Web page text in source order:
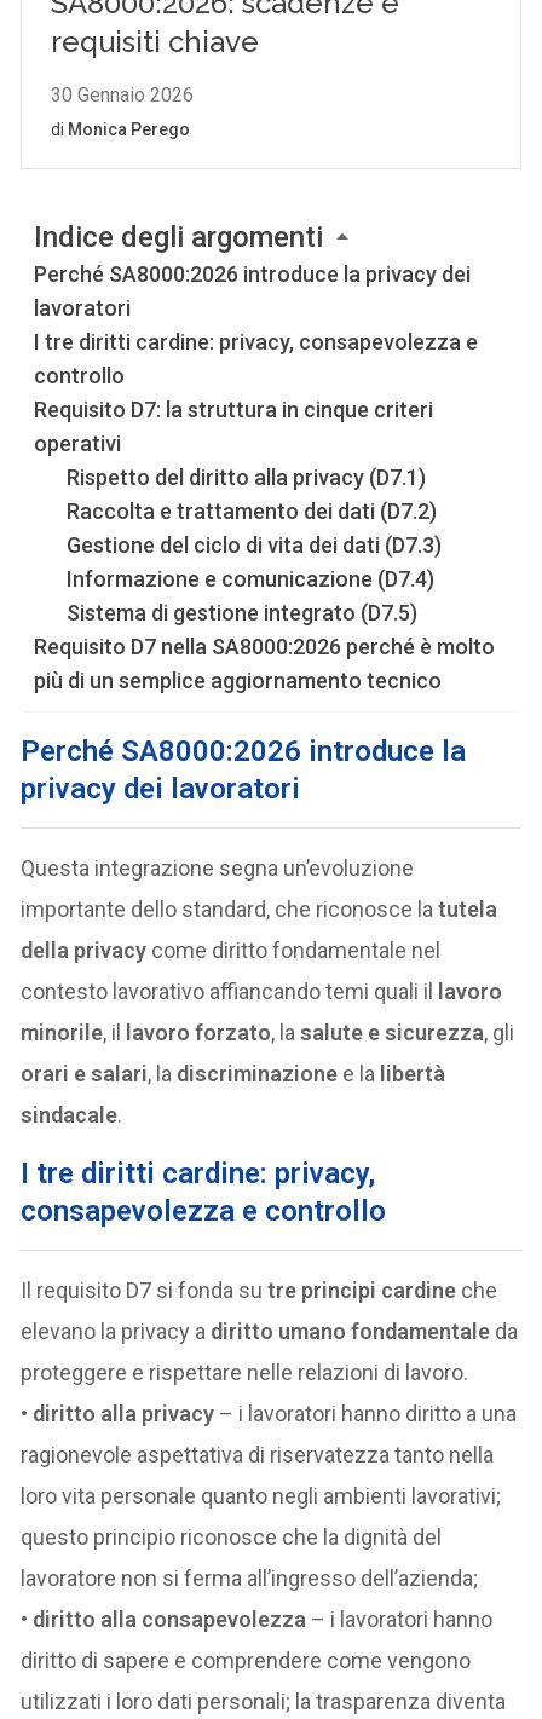
Indice degli argomenti
Perché SA8000:2026 introduce la privacy dei
lavoratori
I tre diritti cardine: privacy, consapevolezza e
controllo
Requisito D7: la struttura in cinque criteri
operativi
Rispetto del diritto alla privacy (D7.1)
Raccolta e trattamento dei dati (D7.2)
Gestione del ciclo di vita dei dati (D7.3)
Informazione e comunicazione (D7.4)
Sistema di gestione integrato (D7.5)
Requisito D7 nella SA8000:2026 perché è molto
più di un semplice aggiornamento tecnico
Perché SA8000:2026 introduce la
privacy dei lavoratori
Questa integrazione segna un’evoluzione
importante dello standard, che riconosce latutela
della privacy come diritto fondamentale nel
contesto lavorativo affiancando temi quali il lavoro
minorile, il lavoro forzato, lasalute e sicurezza, gli
orari e salari, la discriminazione e la libertà
sindacale.
I tre diritti cardine: privacy,
consapevolezza e controllo
Il requisito D7 si fonda sutre principi cardine che
elevano la privacy a diritto umano fondamentale da
proteggere e rispettare nelle relazioni di lavoro.
• diritto alla privacy – i lavoratori hanno diritto a una
ragionevole aspettativa di riservatezza tanto nella
loro vita personale quanto negli ambienti lavorativi;
questo principio riconosce che la dignità del
lavoratore non si ferma all’ingresso dell’azienda;
• diritto alla consapevolezza – i lavoratori hanno
diritto di sapere e comprendere come vengono
utilizzati i loro dati personali; la trasparenza diventa